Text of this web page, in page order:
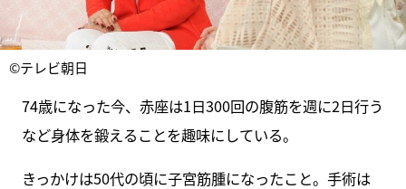
©テレビ朝日
74歳になった今、赤座は1日300回の腹筋を週に2日行う
など身体を鍛えることを趣味にしている。
きっかけは50代の頃に子宮筋腫になったこと。手術は